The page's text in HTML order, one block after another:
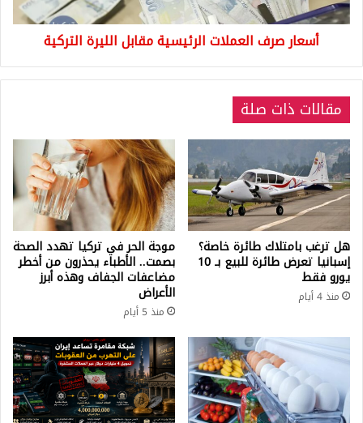
أسعار صرف العملات الرئيسية مقابل الليرة التركية
مقالات ذات صلة
هل ترغب بامتلاك طائرة خاصة؟
إسبانيا تعرض طائرة للبيع بـ 10
يورو فقط
منذ 4 أيام
موجة الحر في تركيا تهدد الصحة
بصمت.. الأطباء يحذرون من أخطر
مضاعفات الجفاف وهذه أبرز
الأعراض
منذ 5 أيام